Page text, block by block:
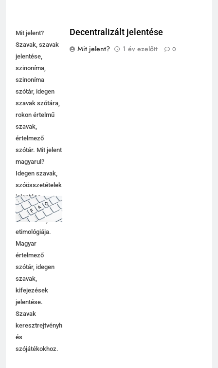
Mit jelent?
Szavak, szavak
jelentése,
szinoníma,
szinoníma
szótár, idegen
szavak szótára,
rokon értelmű
szavak,
értelmező
szótár. Mit jelent
magyarul?
Idegen szavak,
szóösszetételek
jelentése,
magyarázata,
használata,
etimológiája.
Magyar
értelmező
szótár, idegen
szavak,
kifejezések
jelentése.
Szavak
keresztrejtvényhez
és
szójátékokhoz.
Decentralizált jelentése
Mit jelent?
1 év ezelőtt 0